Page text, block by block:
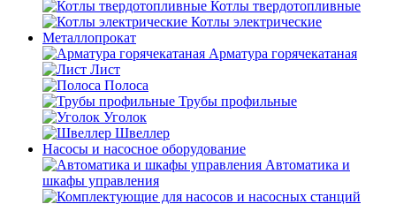
Котлы твердотопливные
Котлы электрические
Металлопрокат
Арматура горячекатаная
Лист
Полоса
Трубы профильные
Уголок
Швеллер
Насосы и насосное оборудование
Автоматика и
шкафы управления